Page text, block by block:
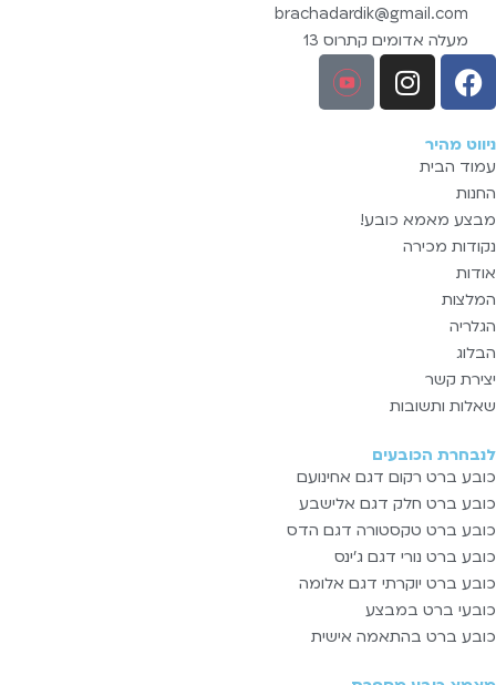
brachadardik@gmail.com
מעלה אדומים קתרוס 13
ניווט מהיר
עמוד הבית
החנות
מבצע מאמא כובע!
נקודות מכירה
אודות
המלצות
הגלריה
הבלוג
יצירת קשר
שאלות ותשובות
לנבחרת הכובעים
כובע ברט רקום דגם אחינועם
כובע ברט חלק דגם אלישבע
כובע ברט טקסטורה דגם הדס
כובע ברט נורי דגם ג'ינס
כובע ברט יוקרתי דגם אלומה
כובעי ברט במבצע
כובע ברט בהתאמה אישית